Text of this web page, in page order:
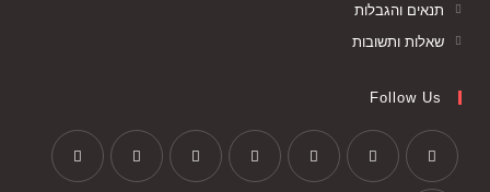
תנאים והגבלות
שאלות ותשובות
Follow Us